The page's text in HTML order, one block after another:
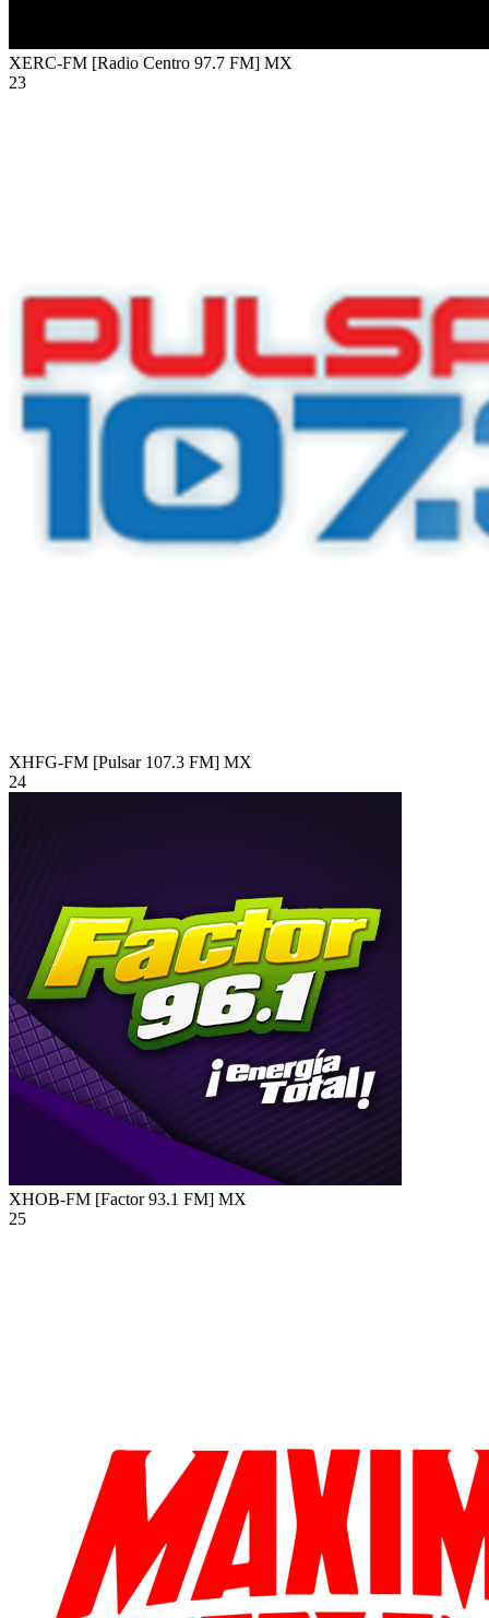
XERC-FM [Radio Centro 97.7 FM] MX
23
XHFG-FM [Pulsar 107.3 FM] MX
24
XHOB-FM [Factor 93.1 FM] MX
25